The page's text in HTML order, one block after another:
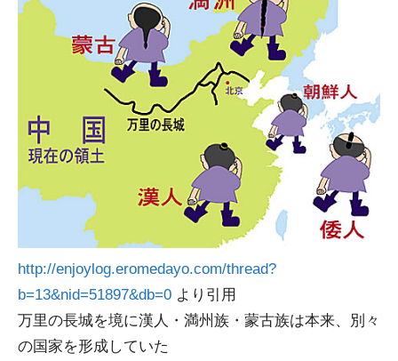
http://enjoylog.eromedayo.com/thread?
b=13&nid=51897&db=0 より引用
万里の長城を境に漢人・満州族・蒙古族は本来、別々
の国家を形成していた